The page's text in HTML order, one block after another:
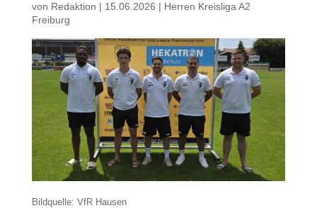
von Redaktion | 15.06.2026 | Herren Kreisliga A2
Freiburg
Bildquelle: VfR Hausen